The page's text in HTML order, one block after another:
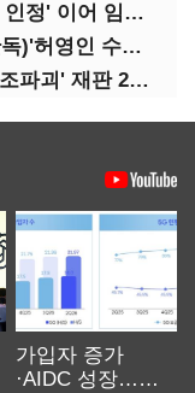
대법, 방송사 프리랜서 '노동자성 인정' 이어 임금차별 '제동'
(SPC 노조탄압 공판 100회)⑥(단독)'허영인 수사기밀 유출' 임원, 출소하자 '억대 연봉' 고문으로
(SPC 노조탄압 공판 100회)③'노조파괴' 재판 2년 만의 증언…파리바게뜨 지회장 "허영인에 엄벌을"
가입자 증가
·AIDC 성장…